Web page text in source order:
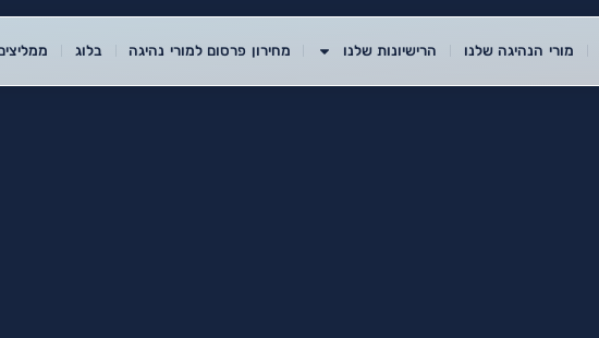
מורי הנהיגה שלנו הרישיונות שלנו מחירון פרסום למורי נהיגה בלוג